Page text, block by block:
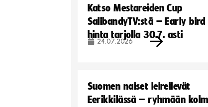
Katso Mestareiden Cup
SalibandyTV:stä – Early
hinta tarjolla 30.7. asti
24.07.2026
Suomen naiset leireilevät
Eerikkilässä – ryhmään